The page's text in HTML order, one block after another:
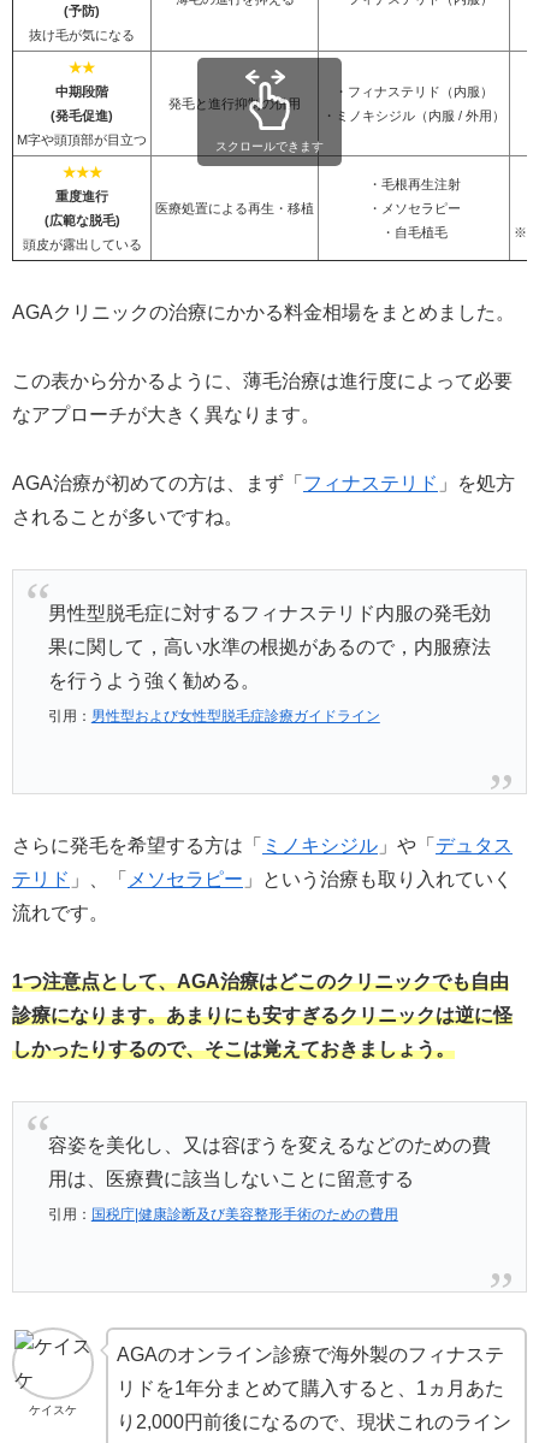
(予防)
抜け毛が気になる
★★
中期段階
(発毛促進)
M字や頭頂部が目立つ
発毛と進行抑制の併用
・フィナステリド（内服）
・ミノキシジル（内服 / 外用）
★★★
重度進行
(広範な脱毛)
頭皮が露出している
医療処置による再生・移植
・毛根再生注射
・メソセラピー
・自毛植毛
※施
スクロールできます
AGAクリニックの治療にかかる料金相場をまとめました。
この表から分かるように、薄毛治療は進行度によって必要
なアプローチが大きく異なります。
AGA治療が初めての方は、まず「 フィナステリド 」を処方
されることが多いですね。
男性型脱毛症に対するフィナステリド内服の発毛効
果に関して，高い水準の根拠があるので，内服療法
を行うよう強く勧める。
引用： 男性型および女性型脱毛症診療ガイドライン
さらに発毛を希望する方は「 ミノキシジル 」や「 デュタス
テリド 」、「 メソセラピー 」という治療も取り入れていく
流れです。
1つ注意点として、AGA治療はどこのクリニックでも自由
診療になります。あまりにも安すぎるクリニックは逆に怪
しかったりするので、そこは覚えておきましょう。
容姿を美化し、又は容ぼうを変えるなどのための費
用は、医療費に該当しないことに留意する
引用： 国税庁|健康診断及び美容整形手術のための費用
ケイスケ
AGAのオンライン診療で海外製のフィナステ
リドを1年分まとめて購入すると、1ヵ月あた
り2,000円前後になるので、現状これのライン